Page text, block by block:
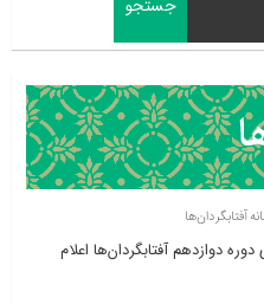
آفتابگردان‌ها
دوازدهم آفتابگردان‌ها اعلام